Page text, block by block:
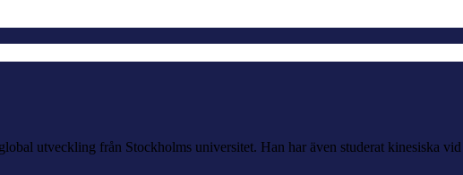
utveckling från Stockholms universitet. Han har även studerat kinesiska